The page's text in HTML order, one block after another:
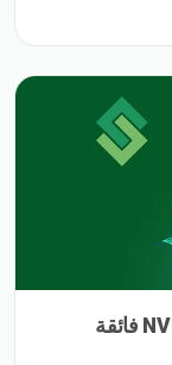
ويحتوي على ميزات جديدة يمكن لتطبيقات الذكاء الاصطناعي (AI)
CloudSigma تطلق وحدات تخزين NVMe فائقة